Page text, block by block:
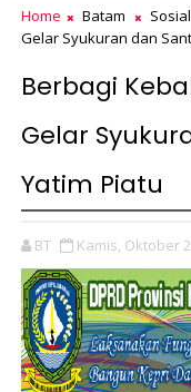
Home Batam Sosial
Gelar Syukuran dan
Berbagi
Gelar
Yatim Piatu
BT Kamis, Oktober